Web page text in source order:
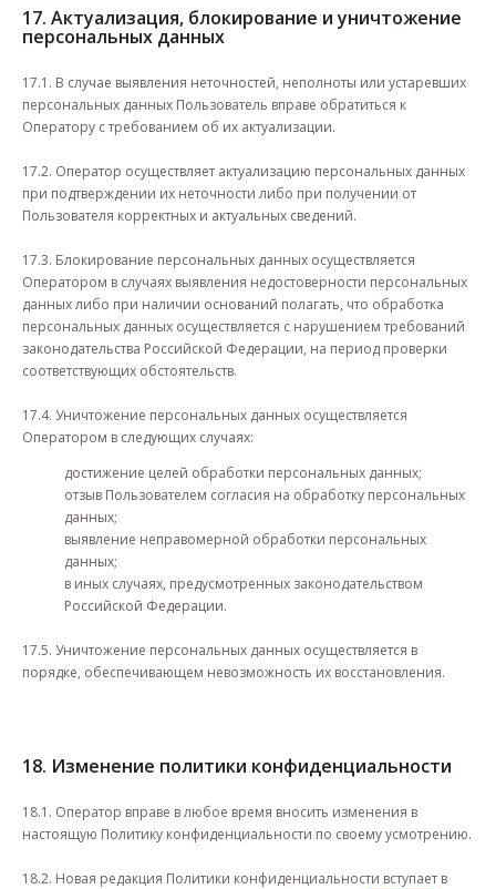
17. Актуализация, блокирование и уничтожение
персональных данных
17.1. В случае выявления неточностей, неполноты или устаревших
персональных данных Пользователь вправе обратиться к
Оператору с требованием об их актуализации.
17.2. Оператор осуществляет актуализацию персональных данных
при подтверждении их неточности либо при получении от
Пользователя корректных и актуальных сведений.
17.3. Блокирование персональных данных осуществляется
Оператором в случаях выявления недостоверности персональных
данных либо при наличии оснований полагать, что обработка
персональных данных осуществляется с нарушением требований
законодательства Российской Федерации, на период проверки
соответствующих обстоятельств.
17.4. Уничтожение персональных данных осуществляется
Оператором в следующих случаях:
достижение целей обработки персональных данных;
отзыв Пользователем согласия на обработку персональных
данных;
выявление неправомерной обработки персональных
данных;
в иных случаях, предусмотренных законодательством
Российской Федерации.
17.5. Уничтожение персональных данных осуществляется в
порядке, обеспечивающем невозможность их восстановления.
18. Изменение политики конфиденциальности
18.1. Оператор вправе в любое время вносить изменения в
настоящую Политику конфиденциальности по своему усмотрению.
18.2. Новая редакция Политики конфиденциальности вступает в